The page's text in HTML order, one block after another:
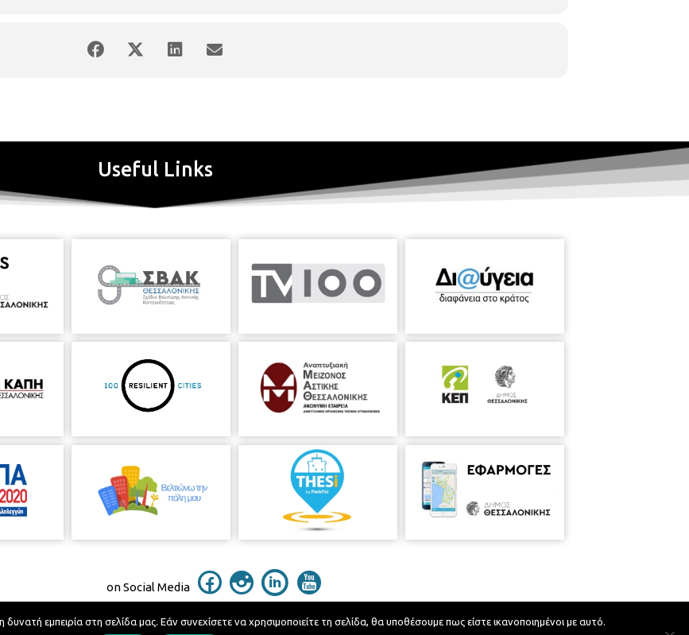
Useful Links
on Social Media
Telephone Catalog Developed byMyCompany Projects
εμπειρία στη σελίδα μας. Εάν συνεχίσετε να χρησιμοποιείτε τη σελίδα, θα υποθέσουμε πως είστε ικανοποιημένοι με αυτό.